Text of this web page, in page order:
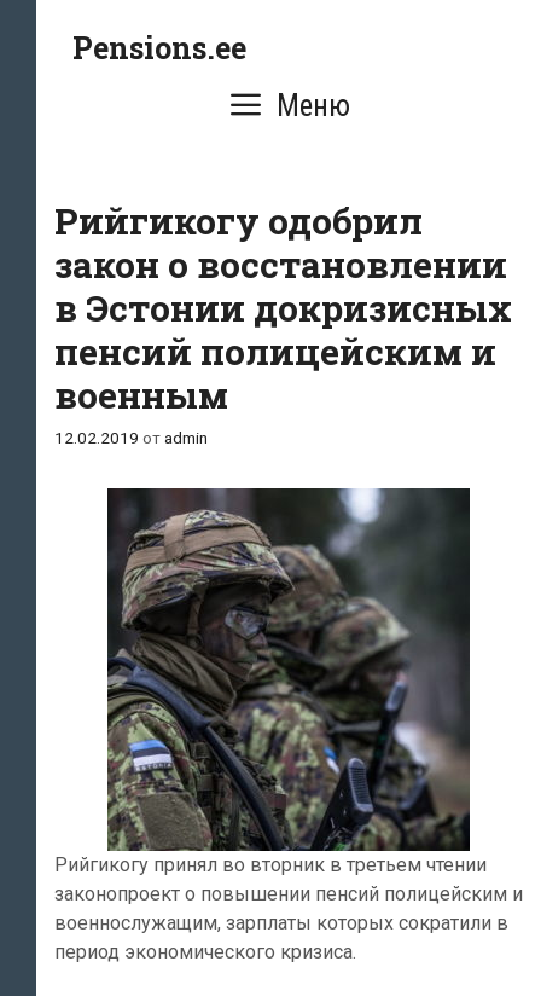
Pensions.ee
Меню
Рийгикогу одобрил
закон о восстановлении
в Эстонии докризисных
пенсий полицейским и
военным
12.02.2019 отadmin
Рийгикогу принял во вторник в третьем чтении
законопроект о повышении пенсий полицейским и
военнослужащим, зарплаты которых сократили в
период экономического кризиса.